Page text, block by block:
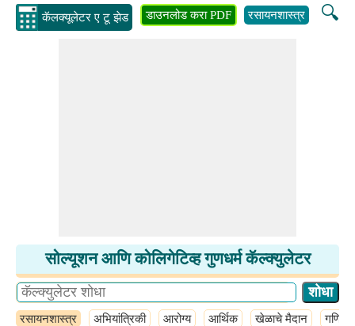
कॅलक्यूलेटर ए टू झेड 🔍
डाउनलोड करा PDF रसायनशास्त्र
सोल्यूशन आणि कोलिगेटिव्ह गुणधर्म कॅल्क्युलेटर
रसायनशास्त्र अभियांत्रिकी आरोग्य आर्थिक खेळाचे मैदान गणित